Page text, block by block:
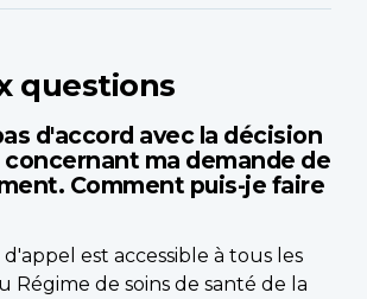
questions
d'accord avec la décision
concernant ma demande de
Comment puis-je faire
est accessible à tous les
Régime de soins de santé de la